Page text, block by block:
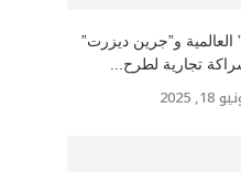
العالمية و”جرين ديزرت”
تجارية لطرح...
18, 2025